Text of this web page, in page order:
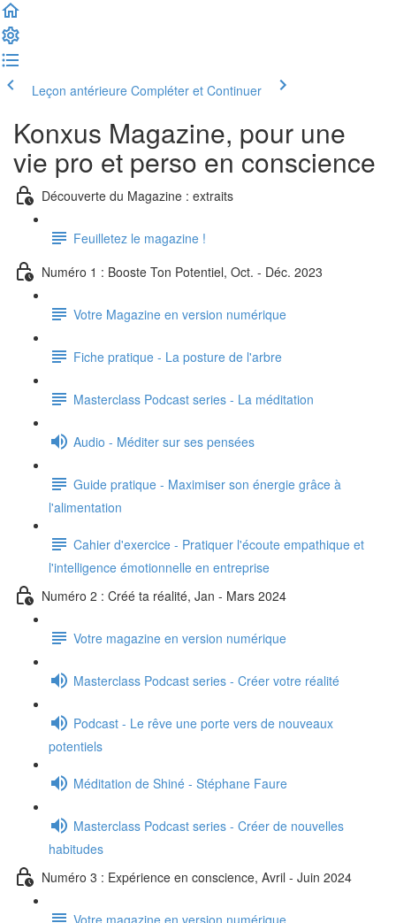
Leçon antérieure Compléter et Continuer
Konxus Magazine, pour une
vie pro et perso en conscience
Découverte du Magazine : extraits
Feuilletez le magazine !
Numéro 1 : Booste Ton Potentiel, Oct. - Déc. 2023
Votre Magazine en version numérique
Fiche pratique - La posture de l'arbre
Masterclass Podcast series - La méditation
Audio - Méditer sur ses pensées
Guide pratique - Maximiser son énergie grâce à
l'alimentation
Cahier d'exercice - Pratiquer l'écoute empathique et
l'intelligence émotionnelle en entreprise
Numéro 2 : Créé ta réalité, Jan - Mars 2024
Votre magazine en version numérique
Masterclass Podcast series - Créer votre réalité
Podcast - Le rêve une porte vers de nouveaux
potentiels
Méditation de Shiné - Stéphane Faure
Masterclass Podcast series - Créer de nouvelles
habitudes
Numéro 3 : Expérience en conscience, Avril - Juin 2024
Votre magazine en version numérique